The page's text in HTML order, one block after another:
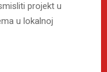
projekt u
u lokalnoj